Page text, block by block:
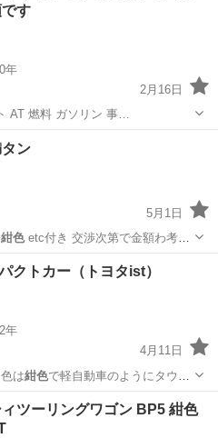
す
年
2月16日
シフト AT 燃料 ガソリン 事…
イレ
ン
5月1日
紺色etc付き 交渉次第で金額わ考え
他
クトカー（トヨタist）
年
4月11日
は紺色で軽自動車のようにタウン
パクトカー
ツーリングワゴン BP5 紺色